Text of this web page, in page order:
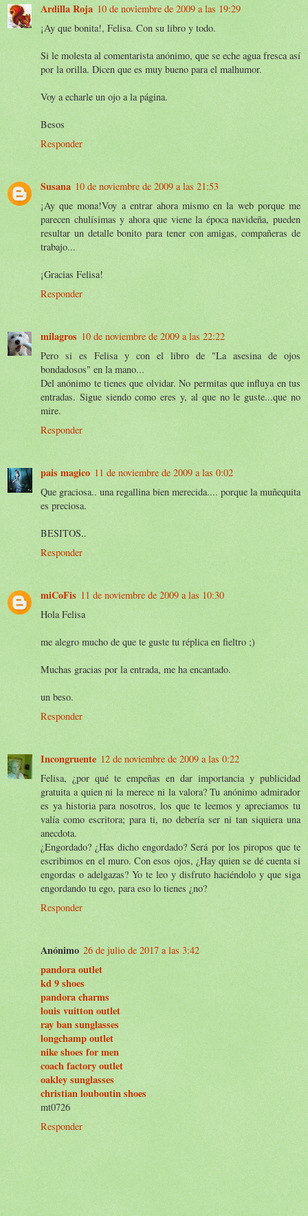
Ardilla Roja 10 de noviembre de 2009 a las 19:29
¡Ay que bonita!, Felisa. Con su libro y todo.
Si le molesta al comentarista anónimo, que se eche agua fresca así
por la orilla. Dicen que es muy bueno para el malhumor.
Voy a echarle un ojo a la página.
Besos
Responder
Susana 10 de noviembre de 2009 a las 21:53
¡Ay que mona!Voy a entrar ahora mismo en la web porque me
parecen chulísimas y ahora que viene la época navideña, pueden
resultar un detalle bonito para tener con amigas, compañeras de
trabajo...
¡Gracias Felisa!
Responder
milagros 10 de noviembre de 2009 a las 22:22
Pero si es Felisa y con el libro de "La asesina de ojos
bondadosos" en la mano...
Del anónimo te tienes que olvidar. No permitas que influya en tus
entradas. Sigue siendo como eres y, al que no le guste...que no
mire.
Responder
pais magico 11 de noviembre de 2009 a las 0:02
Que graciosa.. una regallina bien merecida.... porque la muñequita
es preciosa.
BESITOS..
Responder
miCoFis 11 de noviembre de 2009 a las 10:30
Hola Felisa
me alegro mucho de que te guste tu réplica en fieltro ;)
Muchas gracias por la entrada, me ha encantado.
un beso.
Responder
Incongruente 12 de noviembre de 2009 a las 0:22
Felisa, ¿por qué te empeñas en dar importancia y publicidad
gratuita a quien ni la merece ni la valora? Tu anónimo admirador
es ya historia para nosotros, los que te leemos y apreciamos tu
valía como escritora; para ti, no debería ser ni tan siquiera una
anecdota.
¿Engordado? ¿Has dicho engordado? Será por los piropos que te
escribimos en el muro. Con esos ojos, ¿Hay quien se dé cuenta si
engordas o adelgazas? Yo te leo y disfruto haciéndolo y que siga
engordando tu ego, para eso lo tienes ¿no?
Responder
Anónimo 26 de julio de 2017 a las 3:42
pandora outlet
kd 9 shoes
pandora charms
louis vuitton outlet
ray ban sunglasses
longchamp outlet
nike shoes for men
coach factory outlet
oakley sunglasses
christian louboutin shoes
mt0726
Responder